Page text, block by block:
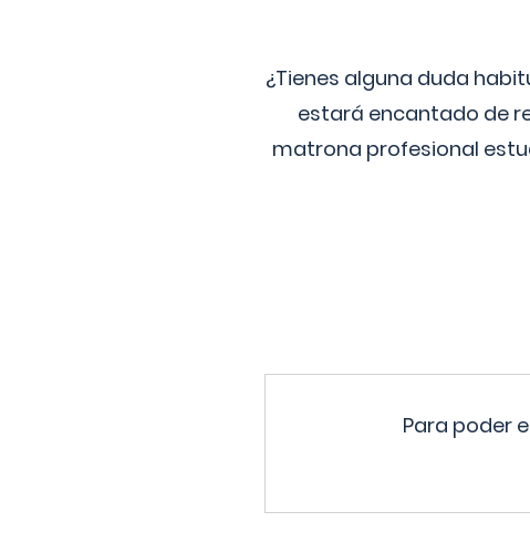
¿Tienes alguna duda
estará encantado de
matrona profesional
Para poder